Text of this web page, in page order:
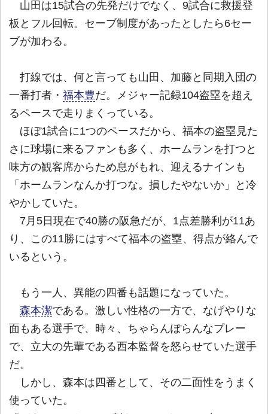
山田は15試合の先発だけでなく、9試合に救援登
板とフル回転。セーブ制度があったとしたら6セー
ブが加わる。
打線では、何と言っても山田、加藤と同期入団の
一番打者・ 福本豊だ。メジャー記録104盗塁を超え
るペースで走りまくっている。
ほぼ1試合に1つのペースだから、福本の盗塁見た
さに球場に来るファンも多く、ホームランを打つと
味方の観客席からため息がもれ、迎えるナインも
「ホームランなんか打つな。損したやないか」と冷
やかしていた。
7月5日現在で40勝の阪急だが、1点差勝利が11あ
り、この11勝にはすべて福本の盗塁、得点が絡んで
いるという。
もう一人、異能の四番も話題になっていた。
森本潔である。激しい性格の一方で、なげやりな
面もある選手で、時々、ちゃらんぽらんなプレー
で、立大の先輩である西本監督を怒らせていた選手
だ。
しかし、森本は四番として、その二面性をうまく
使っていた。